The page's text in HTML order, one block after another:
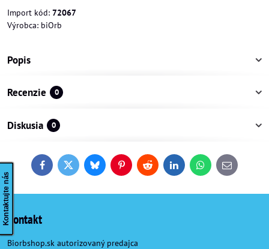
Import kód: 72067
Výrobca: biOrb
Popis
Recenzie 0
Diskusia 0
FacebookTwitterBlueskyPinterestReddit LinkedInWhatsApp
E-
mail
Kontakt
Biorbshop.sk autorizovaný predajca
Kontaktujte nás